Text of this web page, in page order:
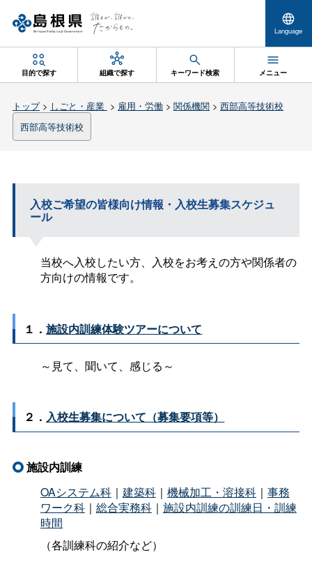
Language
目的で探す 組織で探す キーワード検索 メニュー
トップ> しごと・産業 > 雇用・労働 > 関係機関> 西部高等技術校
西部高等技術校
入校ご希望の皆様向け情報・入校生募集スケジュ
ール
当校へ入校したい方、入校をお考えの方や関係者の
方向けの情報です。
１．施設内訓練体験ツアーについて
～見て、聞いて、感じる～
２． 入校生募集について（募集要項等）
施設内訓練
OAシステム科｜ 建築科｜ 機械加工・溶接科｜ 事務
ワーク科｜ 総合実務科｜ 施設内訓練の訓練日・訓練
時間
（各訓練科の紹介など）